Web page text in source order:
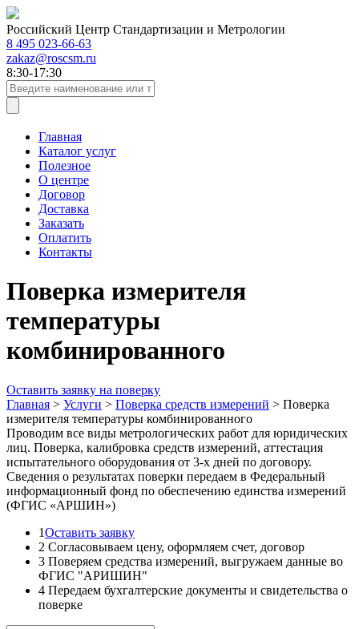
Российский Центр Стандартизации и Метрологии
8 495 023-66-63
zakaz@roscsm.ru
8:30-17:30
Главная
Каталог услуг
Полезное
О центре
Договор
Доставка
Заказать
Оплатить
Контакты
Поверка измерителя
температуры
комбинированного
Оставить заявку на поверку
Главная > Услуги > Поверка средств измерений > Поверка
измерителя температуры комбинированного
Проводим все виды метрологических работ для юридических
лиц. Поверка, калибровка средств измерений, аттестация
испытательного оборудования от 3-х дней по договору.
Сведения о результатах поверки передаем в Федеральный
информационный фонд по обеспечению единства измерений
(ФГИС «АРШИН»)
1Оставить заявку
2 Согласовываем цену, оформляем счет, договор
3 Поверяем средства измерений, выгружаем данные во
ФГИС "АРИШИН"
4 Передаем бухгалтерские документы и свидетельства о
поверке